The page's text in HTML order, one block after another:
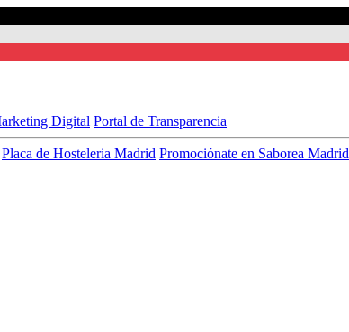
Digital Portal de Transparencia
Placa de Hosteleria Madrid Promociónate en Saborea Madrid